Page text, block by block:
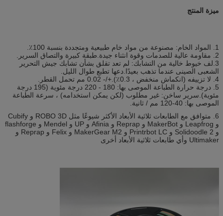
ميزة المنتج
1. المواد الخام: مصنوعة من مواد خام طبيعية ومتجددة بنسبة 100٪.
2. مقاومة عالية للصدمات وقوة انثناء جيدة.طبقة كبيرة والتصاق السرير.
3.لف خيوط خالية من التشابك: لم تعد تقلق بشأن تشابك جيش التحرير
الشعبى الصينى عندما تذهب بعيدًا.دعها تطبع طوال الليل.
4. لا تزييفه (انكماش منخفض ، 0.3٪).+/- 0.02 مم تحمل القطر.
5. درجة حرارة الطباعة الموصى بها: 180 - 220 درجة مئوية (195 درجة
مئوية).سرير ساخن: غير مطلوب (لكن يمكن استخدامه) ، سرعة الطباعة
الموصى بها: 40-120 مم / ثانية.
6. متوافق مع الطابعات ثلاثية الأبعاد الأكثر شيوعًا مثل ROBO 3D و Cubify
و Leapfrog و MakerBot و Reprap و Afinia و UP و Mendel و flashforge
و Solidoodle 2 و Printrbot LC و MakerGear M2 و Felix و Reprap و
Ultimaker وأي طابعات ثلاثية الأبعاد أخرى